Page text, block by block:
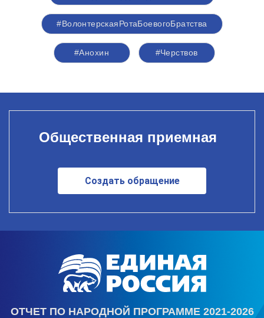
#ВолонтерскаяРотаБоевогоБратства
#Анохин #Черствов
Общественная приемная
Создать обращение
ОТЧЕТ ПО НАРОДНОЙ ПРОГРАММЕ 2021-2026